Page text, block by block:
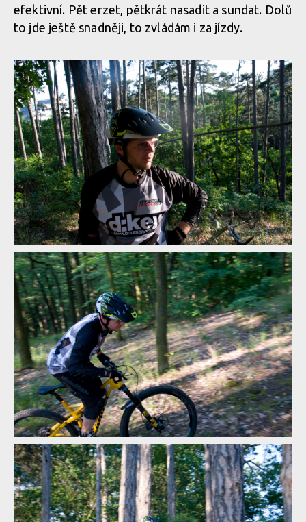
efektivní. Pět erzet, pětkrát nasadit a sundat. Dolů
to jde ještě snadněji, to zvládám i za jízdy.
Test: helma Catlike Forza 2.0 - malá helma i integrálka v jedné
Test: helma Catlike Forza 2.0 - malá helma i integrálka v jedné
Test: helma Catlike Forza 2.0 - malá helma i integrálka v jedné
Test: helma Catlike Forza 2.0 - malá helma i integrálka v jedné
Test: helma Catlike Forza 2.0 - malá helma i integrálka v jedné
Test: helma Catlike Forza 2.0 - malá helma i integrálka v jedné
Test: helma Catlike Forza 2.0 - malá helma i integrálka v jedné